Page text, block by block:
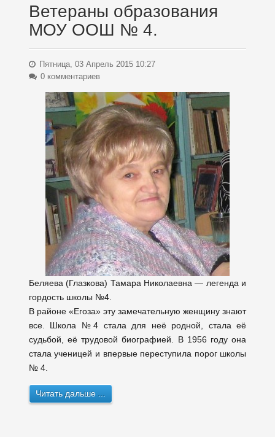
Ветераны образования
МОУ ООШ № 4.
Пятница, 03 Апрель 2015 10:27
0 комментариев
Беляева (Глазкова) Тамара Николаевна — легенда и
гордость школы №4.
В районе «Егоза» эту замечательную женщину знают
все. Школа №4 стала для неё родной, стала её
судьбой, её трудовой биографией. В 1956 году она
стала ученицей и впервые переступила порог школы
№ 4.
Читать дальше ...